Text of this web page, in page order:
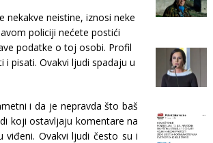
nekakve neistine, iznosi neke
policiji nećete postići
podatke o toj osobi. Profil
pisati. Ovakvi ljudi spadaju u
i da je nepravda što baš
koji ostavljaju komentare na
Ovakvi ljudi često su i